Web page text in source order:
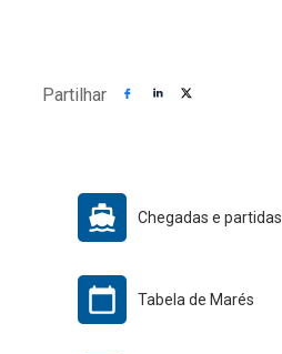
Partilhar
Chegadas e partidas
Tabela de Marés